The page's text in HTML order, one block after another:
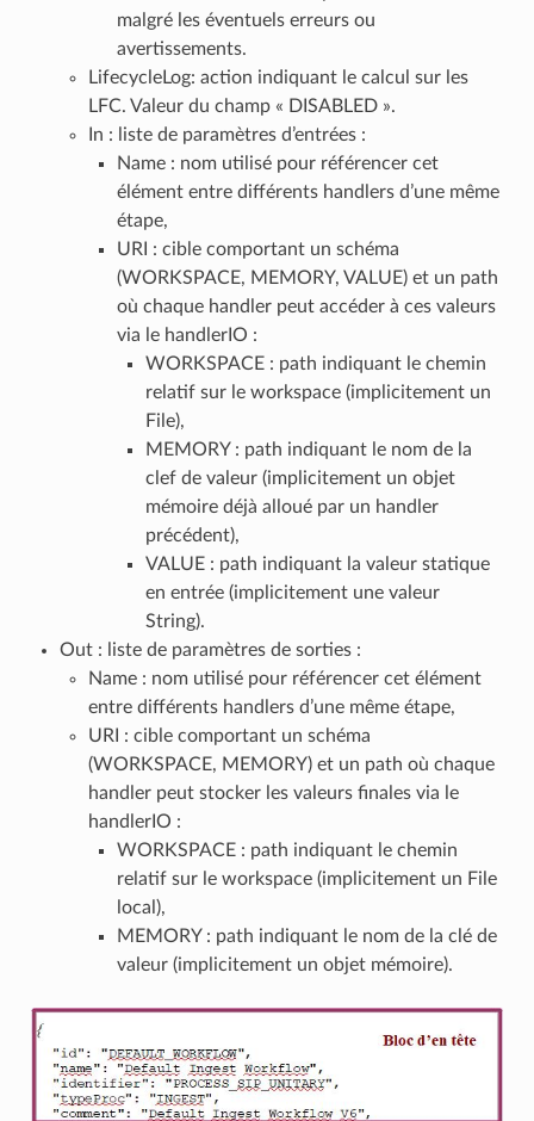
malgré les éventuels erreurs ou
avertissements.
LifecycleLog: action indiquant le calcul sur les
LFC. Valeur du champ « DISABLED ».
In : liste de paramètres d’entrées :
Name : nom utilisé pour référencer cet
élément entre différents handlers d’une même
étape,
URI : cible comportant un schéma
(WORKSPACE, MEMORY, VALUE) et un path
où chaque handler peut accéder à ces valeurs
via le handlerIO :
WORKSPACE : path indiquant le chemin
relatif sur le workspace (implicitement un
File),
MEMORY : path indiquant le nom de la
clef de valeur (implicitement un objet
mémoire déjà alloué par un handler
précédent),
VALUE : path indiquant la valeur statique
en entrée (implicitement une valeur
String).
Out : liste de paramètres de sorties :
Name : nom utilisé pour référencer cet élément
entre différents handlers d’une même étape,
URI : cible comportant un schéma
(WORKSPACE, MEMORY) et un path où chaque
handler peut stocker les valeurs finales via le
handlerIO :
WORKSPACE : path indiquant le chemin
relatif sur le workspace (implicitement un File
local),
MEMORY : path indiquant le nom de la clé de
valeur (implicitement un objet mémoire).